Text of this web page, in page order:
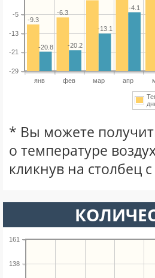
янв фев мар апр
-29
-21
-13
-5
-6.3
-9.3
-4.1
-13.1
-20.2
-20.8
* Вы можете
о температуре
кликнув на столбец
138
161